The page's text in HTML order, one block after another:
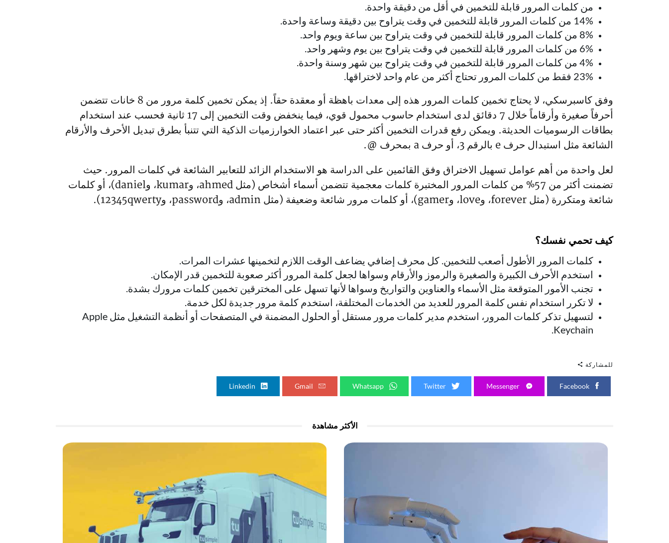
من كلمات المرور قابلة للتخمين في أقل من دقيقة واحدة.
14% من كلمات المرور قابلة للتخمين في وقت يتراوح بين دقيقة وساعة واحدة.
8% من كلمات المرور قابلة للتخمين في وقت يتراوح بين ساعة ويوم واحد.
6% من كلمات المرور قابلة للتخمين في وقت يتراوح بين يوم وشهر واحد.
4% من كلمات المرور قابلة للتخمين في وقت يتراوح بين شهر وسنة واحدة.
23% فقط من كلمات المرور تحتاج أكثر من عام واحد لاختراقها.
وفق كاسبرسكي، لا يحتاج تخمين كلمات المرور هذه إلى معدات باهظة أو معقدة حقاً. إذ يمكن تخمين كلمة مرور من 8 خانات تتضمن
أحرفاً صغيرة وأرقاماً خلال 7 دقائق لدى استخدام حاسوب محمول قوي، فيما ينخفض وقت التخمين إلى 17 ثانية فحسب عند استخدام
بطاقات الرسوميات الحديثة. ويمكن رفع قدرات التخمين أكثر حتى عبر اعتماد الخوارزميات الذكية التي تتنبأ بطرق تبديل الأحرف والأرقام
الشائعة مثل استبدال حرف e بالرقم 3، أو حرف a بمحرف @.
لعل واحدة من أهم عوامل تسهيل الاختراق وفق القائمين على الدراسة هو الاستخدام الزائد للتعابير الشائعة في كلمات المرور. حيث
تضمنت أكثر من 57% من كلمات المرور المختبرة كلمات معجمية تتضمن أسماء أشخاص (مثل ahmed، وkumar، وdaniel)، أو كلمات
شائعة ومتكررة (مثل forever، وlove، وgamer)، أو كلمات مرور شائعة وضعيفة (مثل admin، وpassword، و12345qwerty).
كيف تحمي نفسك؟
كلمات المرور الأطول أصعب للتخمين. كل محرف إضافي يضاعف الوقت اللازم لتخمينها عشرات المرات.
استخدم الأحرف الكبيرة والصغيرة والرموز والأرقام وسواها لجعل كلمة المرور أكثر صعوبة للتخمين قدر الإمكان.
تجنب الأمور المتوقعة مثل الأسماء والعناوين والتواريخ وسواها لأنها تسهل على المخترقين تخمين كلمات مرورك بشدة.
لا تكرر استخدام نفس كلمة المرور للعديد من الخدمات المختلفة، استخدم كلمة مرور جديدة لكل خدمة.
لتسهيل تذكر كلمات المرور، استخدم مدير كلمات مرور مستقل أو الحلول المضمنة في المتصفحات أو أنظمة التشغيل مثل Apple
Keychain.
للمشاركة
الأكثر مشاهدة